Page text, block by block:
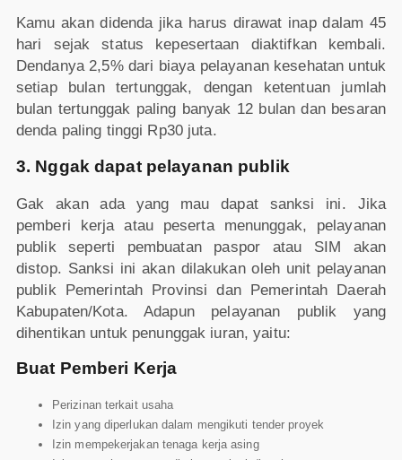
Kamu akan didenda jika harus dirawat inap dalam 45
hari sejak status kepesertaan diaktifkan kembali.
Dendanya 2,5% dari biaya pelayanan kesehatan untuk
setiap bulan tertunggak, dengan ketentuan jumlah
bulan tertunggak paling banyak 12 bulan dan besaran
denda paling tinggi Rp30 juta.
3. Nggak dapat pelayanan publik
Gak akan ada yang mau dapat sanksi ini. Jika
pemberi kerja atau peserta menunggak, pelayanan
publik seperti pembuatan paspor atau SIM akan
distop. Sanksi ini akan dilakukan oleh unit pelayanan
publik Pemerintah Provinsi dan Pemerintah Daerah
Kabupaten/Kota. Adapun pelayanan publik yang
dihentikan untuk penunggak iuran, yaitu:
Buat Pemberi Kerja
Perizinan terkait usaha
Izin yang diperlukan dalam mengikuti tender proyek
Izin mempekerjakan tenaga kerja asing